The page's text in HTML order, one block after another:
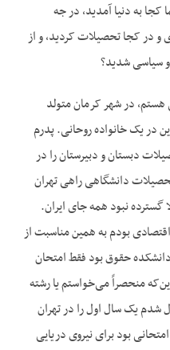
به دنیا آمدید، در جه
و در کجا تحصیلات کردید، و از
سیاسی شدید؟
در شهر کرمان متولد
۵۴ سال قبل از این در یک خانواده روحانی. پدرم
دبستان و دبیرستان را در
دادم بعد در ۱۳۲۶ برای تحصیلات دانشگاهی راهی تهران
نبود همه جای ایران.
بودم به همین مناسبت از
حقوق بود فقط امتحان
منحصراً می‌خواستم یا رشته
شدم یک سال اول را در تهران
بود برای نیروی دریایی